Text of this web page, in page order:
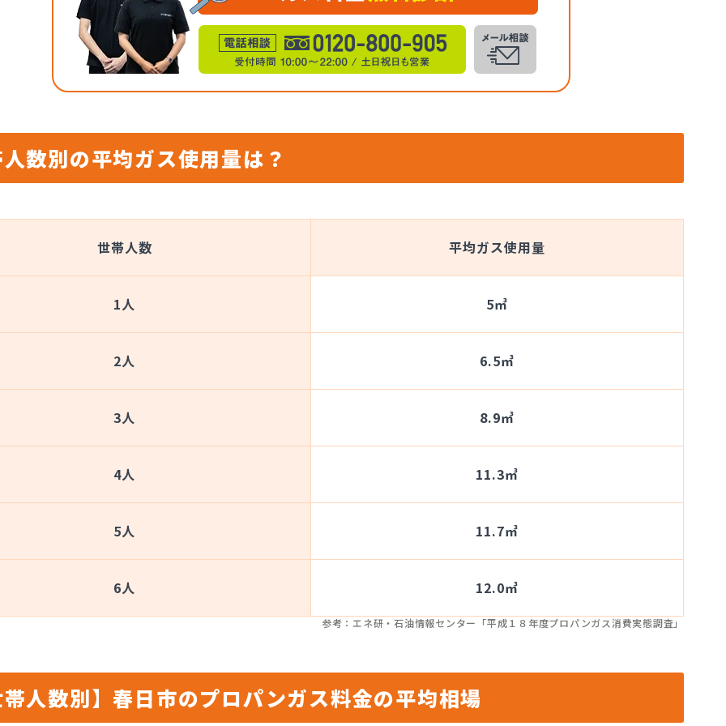
数別の平均ガス使用量は？
世帯人数 平均ガス使用量
1人 5㎥
2人 6.5㎥
3人 8.9㎥
4人 11.3㎥
5人 11.7㎥
6人 12.0㎥
参考：エネ研・石油情報センター「平成１８年度プロパンガス消費実態調査」
人数別】春日市のプロパンガス料金の平均相場